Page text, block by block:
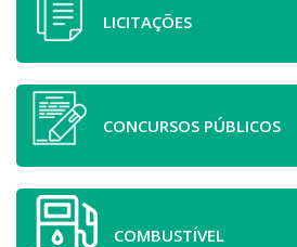
LICITAÇÕES
CONCURSOS PÚBLICOS
COMBUSTÍVEL